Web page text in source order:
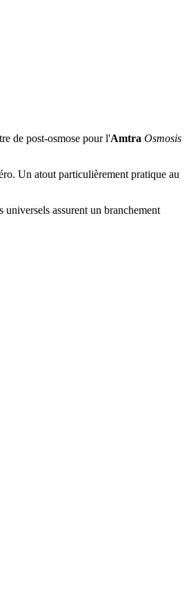
de post-osmose pour l'Amtra Osmosis
Un atout particulièrement pratique au
universels assurent un branchement